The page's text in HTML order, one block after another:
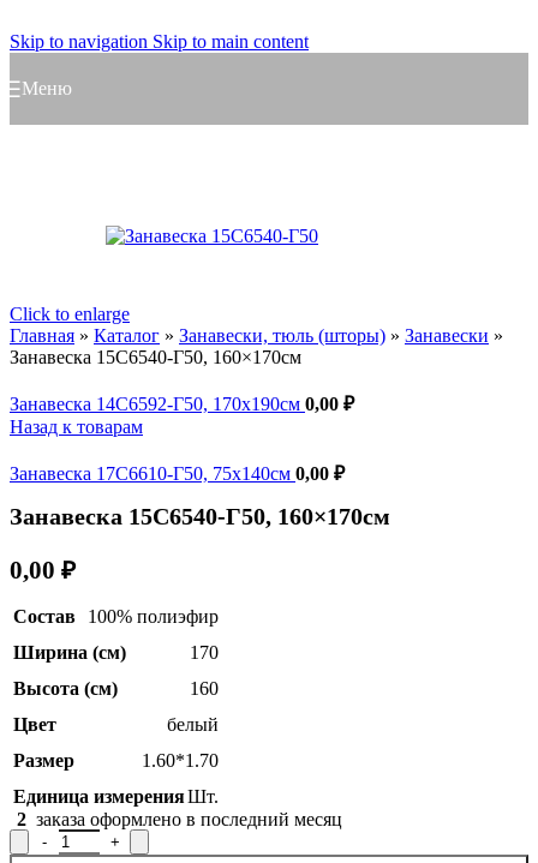
Skip to navigation Skip to main content
Меню
Click to enlarge
Главная » Каталог » Занавески, тюль (шторы) » Занавески »
Занавеска 15С6540-Г50, 160×170см
Занавеска 14С6592-Г50, 170x190см 0,00 ₽
Назад к товарам
Занавеска 17С6610-Г50, 75x140см 0,00 ₽
Занавеска 15С6540-Г50, 160×170см
0,00 ₽
Состав
100% полиэфир
Ширина (см)
170
Высота (см)
160
Цвет
белый
Размер
1.60*1.70
Единица измеренияШт.
2 заказа оформлено в последний месяц